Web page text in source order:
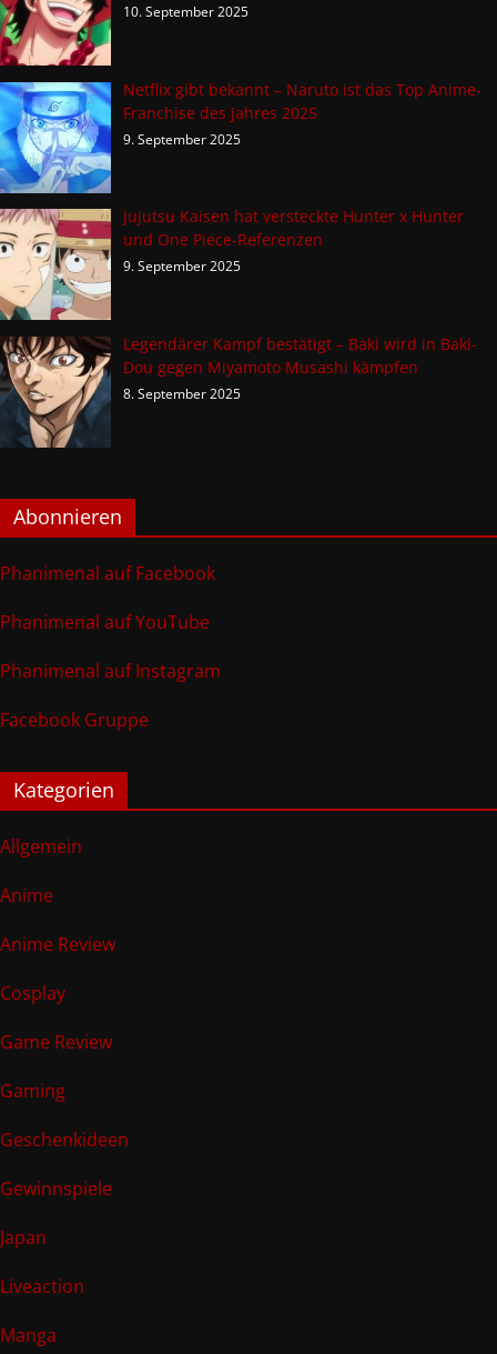
10. September 2025
Netflix gibt bekannt – Naruto ist das Top Anime-
Franchise des Jahres 2025
9. September 2025
Jujutsu Kaisen hat versteckte Hunter x Hunter
und One Piece-Referenzen
9. September 2025
Legendärer Kampf bestätigt – Baki wird in Baki-
Dou gegen Miyamoto Musashi kämpfen
8. September 2025
Abonnieren
Phanimenal auf Facebook
Phanimenal auf YouTube
Phanimenal auf Instagram
Facebook Gruppe
Kategorien
Allgemein
Anime
Anime Review
Cosplay
Game Review
Gaming
Geschenkideen
Gewinnspiele
Japan
Liveaction
Manga